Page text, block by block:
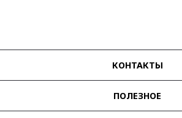
КОНТАКТЫ
ПОЛЕЗНОЕ